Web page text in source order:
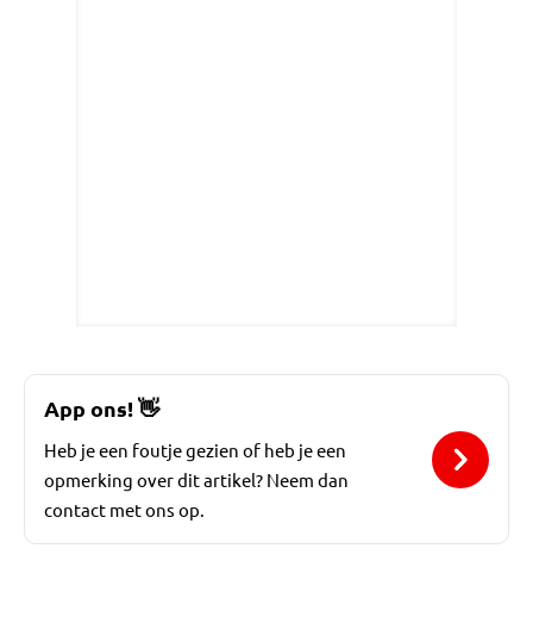
App ons!👋
Heb je een foutje gezien of heb je een
opmerking over dit artikel? Neem dan
contact met ons op.